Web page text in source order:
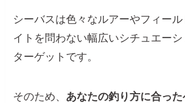
シーバスは色々なルアーやフィー
イトを問わない幅広いシチュエー
ターゲットです。
そのため、 あなたの釣り方に合っ